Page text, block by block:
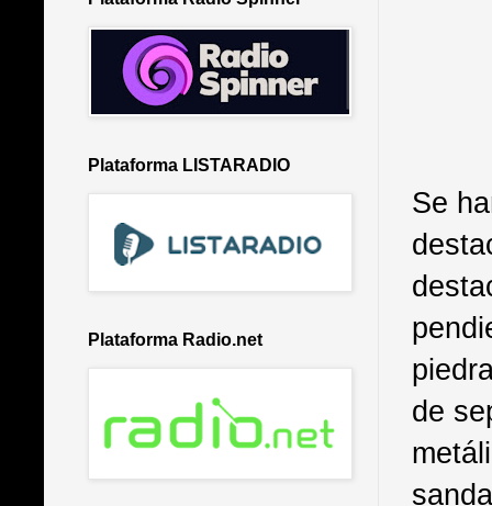
Se
de
Plataforma LISTARADIO
Plataforma Radio.net